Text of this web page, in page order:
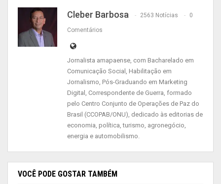
Almeida.
O museu nasceu com a missão de preservar, dar
publicidade e fomentar o desenvolvimento de
expressões artístico-culturais afro-brasileiros
presentes no município de Macapá.
Ações do Museu:
•Exposição educacional no departamento do
museu
•Exposição itinerante sobre a cultura negra
•Exposição dos acervos bibliográficos e
Cleber Barbosa 2563 Notícias 0
Comentários
Jornalista amapaense, com Bacharelado em
Comunicação Social, Habilitação em
Jornalismo, Pós-Graduando em Marketing
Digital, Correspondente de Guerra, formado
pelo Centro Conjunto de Operações de Paz do
Brasil (CCOPAB/ONU), dedicado às editorias de
economia, política, turismo, agronegócio,
energia e automobilismo.
VOCÊ PODE GOSTAR TAMBÉM